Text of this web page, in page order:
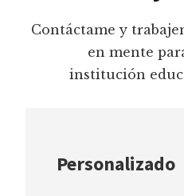
Contáctame y
en mente
institución
Personalizado